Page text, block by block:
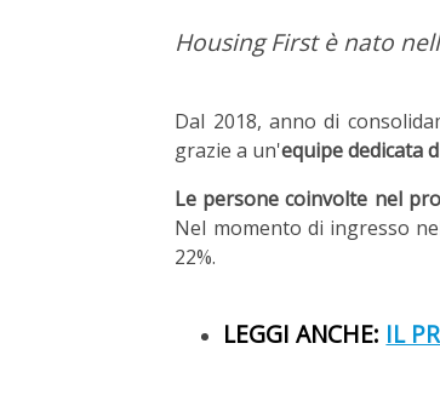
Housing First è nato
Dal 2018, anno di
grazie a un'equipe dedicata
Le persone coinvolte nel
Nel momento di ingresso
22%.
LEGGI ANCHE: IL